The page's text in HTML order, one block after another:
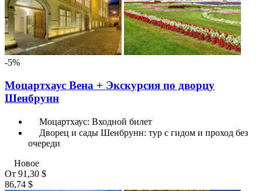
-5%
Моцартхаус Вена + Экскурсия по дворцу
Шенбрунн
Моцартхаус: Входной билет
Дворец и сады Шенбрунн: тур с гидом и проход без
очереди
Новое
От 91,30 $
86,74 $